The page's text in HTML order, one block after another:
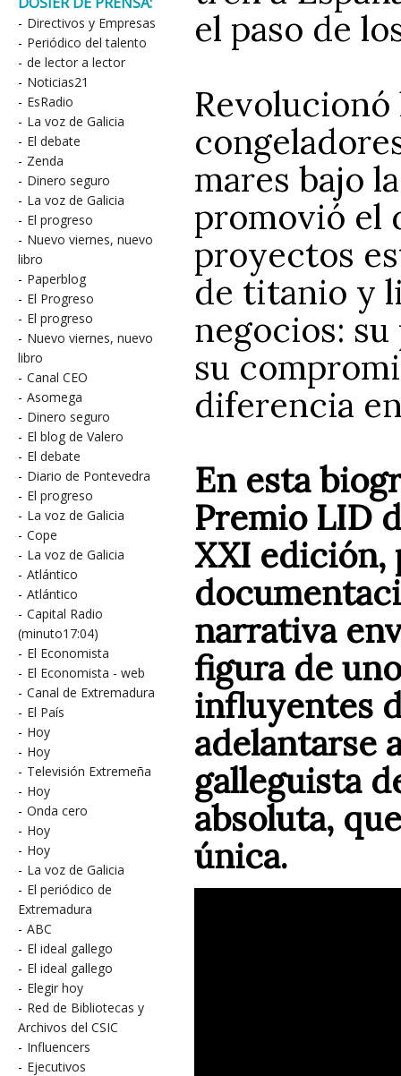
- Directivos y Empresas
- Periódico del talento
- de lector a lector
- Noticias21
- EsRadio
- La voz de Galicia
- El debate
- Zenda
- Dinero seguro
- La voz de Galicia
- El progreso
- Nuevo viernes, nuevo
libro
- Paperblog
- El Progreso
- El progreso
- Nuevo viernes, nuevo
libro
- Canal CEO
- Asomega
- Dinero seguro
- El blog de Valero
- El debate
- Diario de Pontevedra
- El progreso
- La voz de Galicia
- Cope
- La voz de Galicia
- Atlántico
- Atlántico
- Capital Radio
(minuto17:04)
- El Economista
- El Economista - web
- Canal de Extremadura
- El País
- Hoy
- Hoy
- Televisión Extremeña
- Hoy
- Onda cero
- Hoy
- Hoy
- La voz de Galicia
- El periódico de
Extremadura
- ABC
- El ideal gallego
- El ideal gallego
- Elegir hoy
- Red de Bibliotecas y
Archivos del CSIC
- Influencers
- Ejecutivos
el paso de
mares bajo
promovió el
proyectos
de titanio y
negocios:
su
diferencia
En esta
Premio LID
XXI
narrativa
figura de
influyentes
adelantarse
galleguista
absoluta,
única.